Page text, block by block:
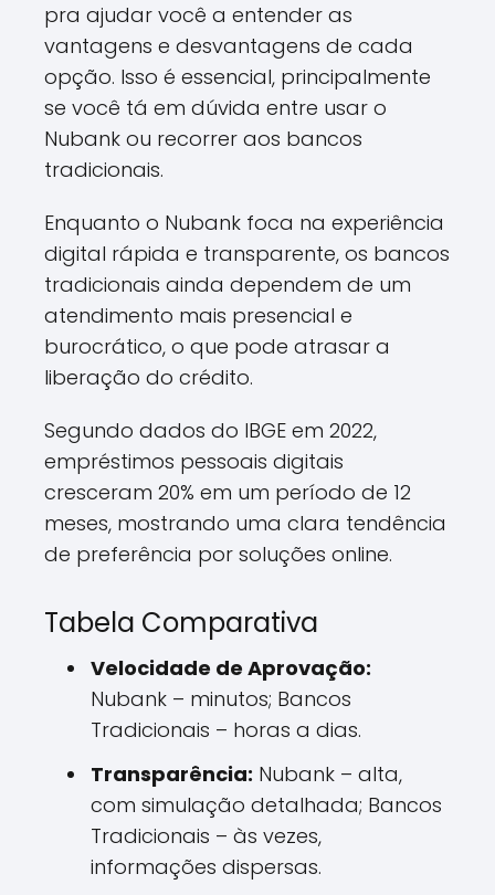
pra ajudar você a entender as
vantagens e desvantagens de cada
opção. Isso é essencial, principalmente
se você tá em dúvida entre usar o
Nubank ou recorrer aos bancos
tradicionais.
Enquanto o Nubank foca na experiência
digital rápida e transparente, os bancos
tradicionais ainda dependem de um
atendimento mais presencial e
burocrático, o que pode atrasar a
liberação do crédito.
Segundo dados do IBGE em 2022,
empréstimos pessoais digitais
cresceram 20% em um período de 12
meses, mostrando uma clara tendência
de preferência por soluções online.
Tabela Comparativa
Velocidade de Aprovação:
Nubank – minutos; Bancos
Tradicionais – horas a dias.
Transparência: Nubank – alta,
com simulação detalhada; Bancos
Tradicionais – às vezes,
informações dispersas.